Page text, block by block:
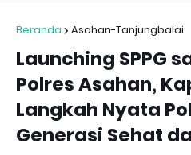
Beranda Asahan-Tanjungbalai
Launching SPPG
Polres Asahan,
Langkah Nyata
Generasi Sehat